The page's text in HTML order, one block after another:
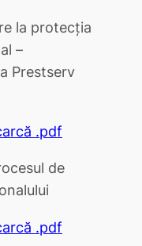
la protecția
–
Prestserv
.pdf
de
.pdf